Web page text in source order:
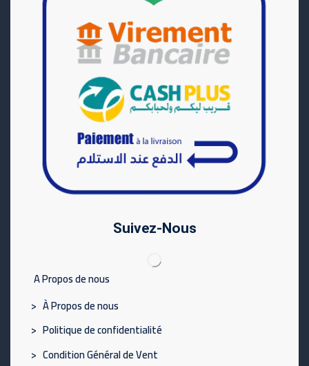
Suivez-Nous
A Propos de nous
> À Propos de nous
> Politique de confidentialité
> Condition Général de Vent